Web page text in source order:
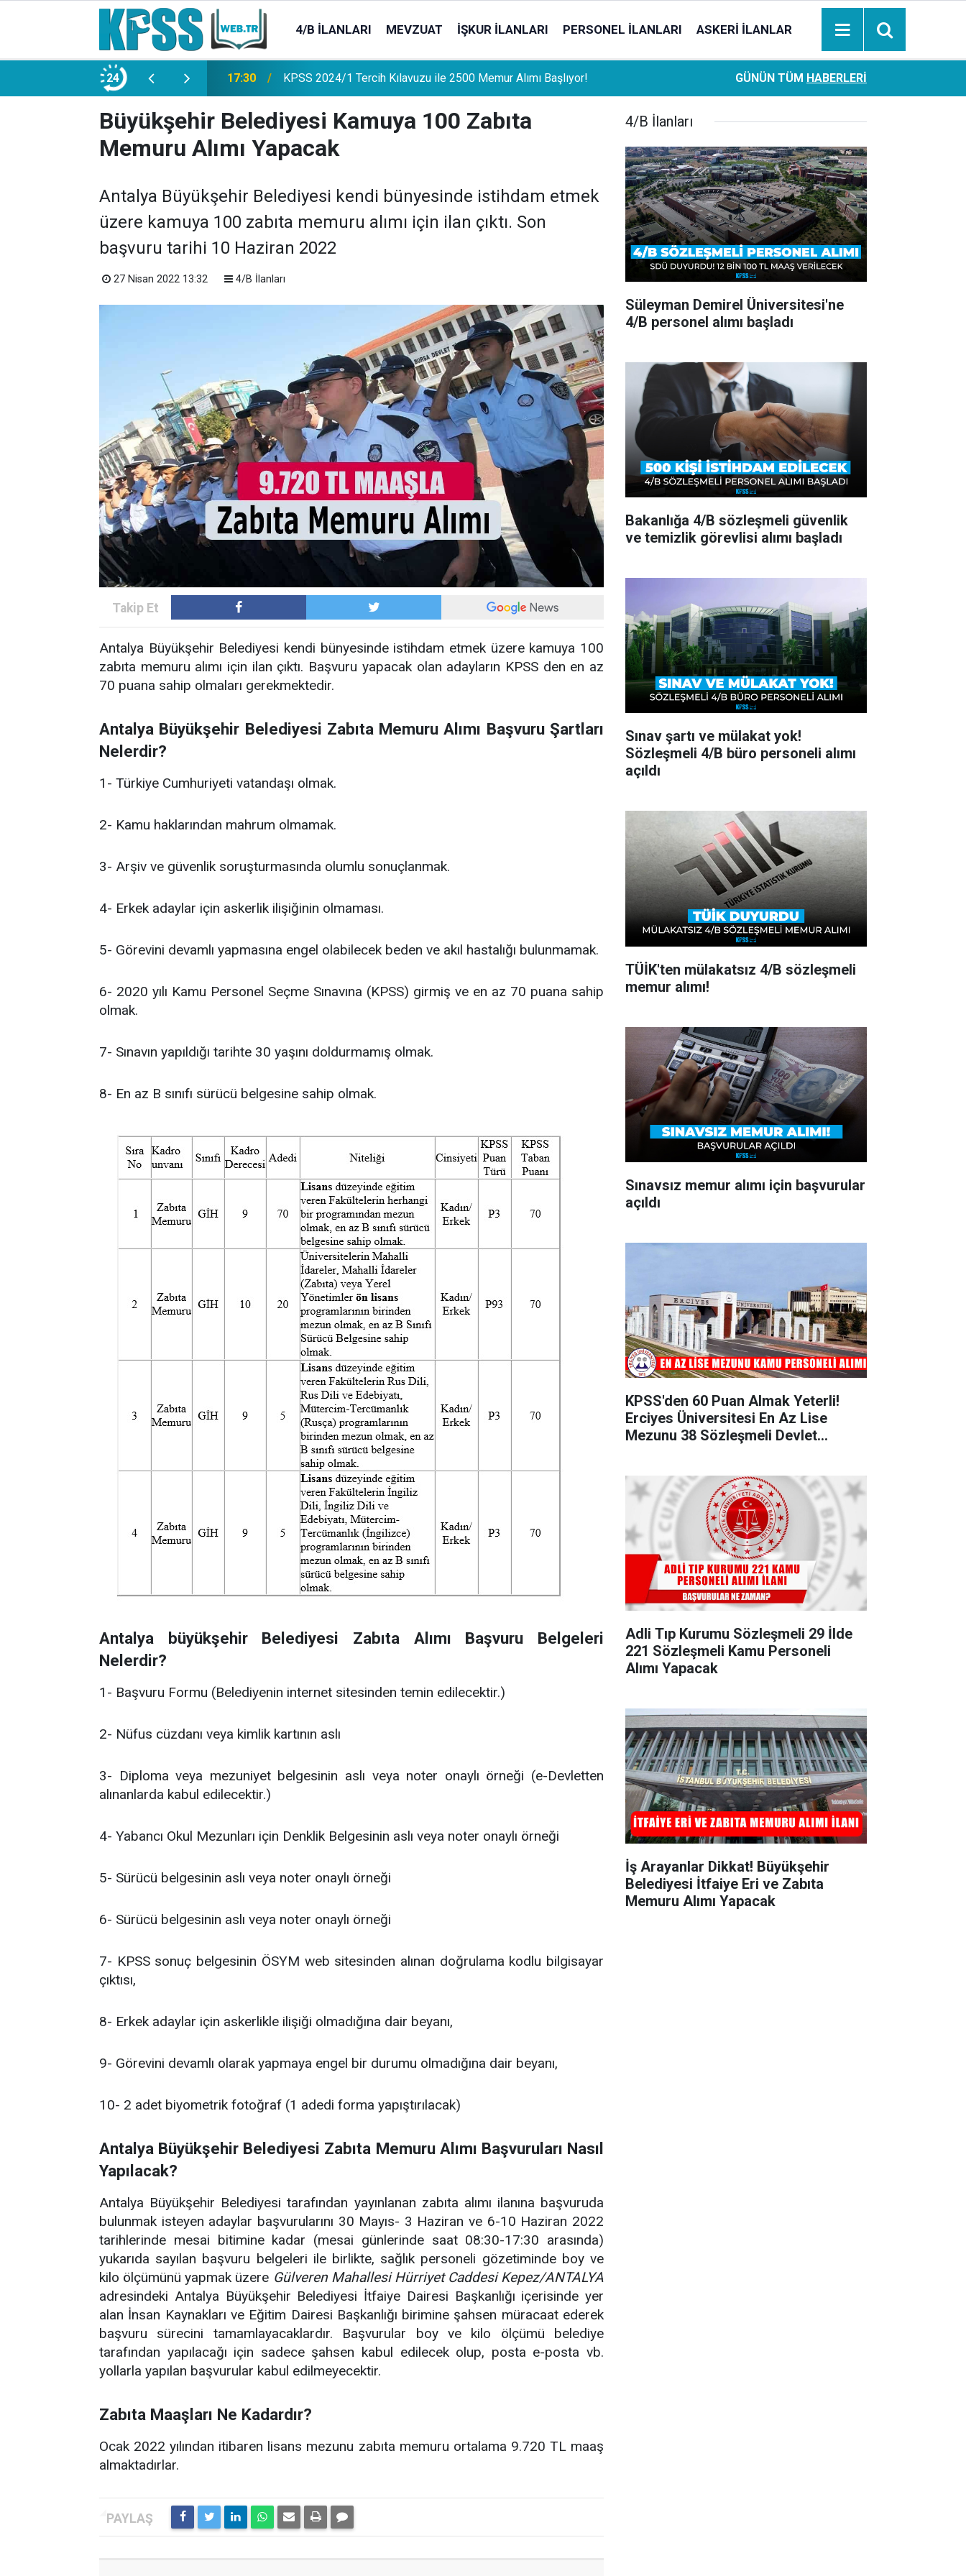
4/B İLANLARI MEVZUAT İŞKUR İLANLARI PERSONEL İLANLARI ASKERI İLANLAR
24
Memur Alımı Başlıyor! 21:20 TL Mevduat Sahipleri İçin Önemli Gelişme: Stopaj Oranları Artıyor!
Ziraat Bankası başvuran emeklilere hemen ödeme
hesaplara geçiyor
GÜNÜN TÜM HABERLERI
Büyükşehir Belediyesi Kamuya 100 Zabıta
Memuru Alımı Yapacak
Antalya Büyükşehir Belediyesi kendi bünyesinde istihdam etmek
üzere kamuya 100 zabıta memuru alımı için ilan çıktı. Son
başvuru tarihi 10 Haziran 2022
27 Nisan 2022 13:32 4/B İlanları
Antalya Büyükşehir Belediyesi kendi bünyesinde istihdam etmek üzere kamuya 100
zabıta memuru alımı için ilan çıktı. Başvuru yapacak olan adayların KPSS den en az
70 puana sahip olmaları gerekmektedir.
Antalya Büyükşehir Belediyesi Zabıta Memuru Alımı Başvuru Şartları
Nelerdir?
1- Türkiye Cumhuriyeti vatandaşı olmak.
2- Kamu haklarından mahrum olmamak.
3- Arşiv ve güvenlik soruşturmasında olumlu sonuçlanmak.
4- Erkek adaylar için askerlik ilişiğinin olmaması.
5- Görevini devamlı yapmasına engel olabilecek beden ve akıl hastalığı bulunmamak.
6- 2020 yılı Kamu Personel Seçme Sınavına (KPSS) girmiş ve en az 70 puana sahip
olmak.
7- Sınavın yapıldığı tarihte 30 yaşını doldurmamış olmak.
8- En az B sınıfı sürücü belgesine sahip olmak.
Antalya büyükşehir Belediyesi Zabıta Alımı Başvuru Belgeleri
Nelerdir?
1- Başvuru Formu (Belediyenin internet sitesinden temin edilecektir.)
2- Nüfus cüzdanı veya kimlik kartının aslı
3- Diploma veya mezuniyet belgesinin aslı veya noter onaylı örneği (e-Devletten
alınanlarda kabul edilecektir.)
4- Yabancı Okul Mezunları için Denklik Belgesinin aslı veya noter onaylı örneği
5- Sürücü belgesinin aslı veya noter onaylı örneği
6- Sürücü belgesinin aslı veya noter onaylı örneği
7- KPSS sonuç belgesinin ÖSYM web sitesinden alınan doğrulama kodlu bilgisayar
çıktısı,
8- Erkek adaylar için askerlikle ilişiği olmadığına dair beyanı,
9- Görevini devamlı olarak yapmaya engel bir durumu olmadığına dair beyanı,
10- 2 adet biyometrik fotoğraf (1 adedi forma yapıştırılacak)
Antalya Büyükşehir Belediyesi Zabıta Memuru Alımı Başvuruları Nasıl
Yapılacak?
Antalya Büyükşehir Belediyesi tarafından yayınlanan zabıta alımı ilanına başvuruda
bulunmak isteyen adaylar başvurularını 30 Mayıs- 3 Haziran ve 6-10 Haziran 2022
tarihlerinde mesai bitimine kadar (mesai günlerinde saat 08:30-17:30 arasında)
yukarıda sayılan başvuru belgeleri ile birlikte, sağlık personeli gözetiminde boy ve
kilo ölçümünü yapmak üzere Gülveren Mahallesi Hürriyet Caddesi Kepez/ANTALYA
adresindeki Antalya Büyükşehir Belediyesi İtfaiye Dairesi Başkanlığı içerisinde yer
alan İnsan Kaynakları ve Eğitim Dairesi Başkanlığı birimine şahsen müracaat ederek
başvuru sürecini tamamlayacaklardır. Başvurular boy ve kilo ölçümü belediye
tarafından yapılacağı için sadece şahsen kabul edilecek olup, posta e-posta vb.
yollarla yapılan başvurular kabul edilmeyecektir.
Zabıta Maaşları Ne Kadardır?
Ocak 2022 yılından itibaren lisans mezunu zabıta memuru ortalama 9.720 TL maaş
almaktadırlar.
4/B İlanları
Süleyman Demirel Üniversitesi'ne
4/B personel alımı başladı
Bakanlığa 4/B sözleşmeli güvenlik
ve temizlik görevlisi alımı başladı
Sınav şartı ve mülakat yok!
Sözleşmeli 4/B büro personeli alımı
açıldı
TÜİK'ten mülakatsız 4/B sözleşmeli
memur alımı!
Sınavsız memur alımı için başvurular
açıldı
KPSS'den 60 Puan Almak Yeterli!
Erciyes Üniversitesi En Az Lise
Mezunu 38 Sözleşmeli Devlet
Adli Tıp Kurumu Sözleşmeli 29 İlde
221 Sözleşmeli Kamu Personeli
Alımı Yapacak
İş Arayanlar Dikkat! Büyükşehir
Belediyesi İtfaiye Eri ve Zabıta
Memuru Alımı Yapacak